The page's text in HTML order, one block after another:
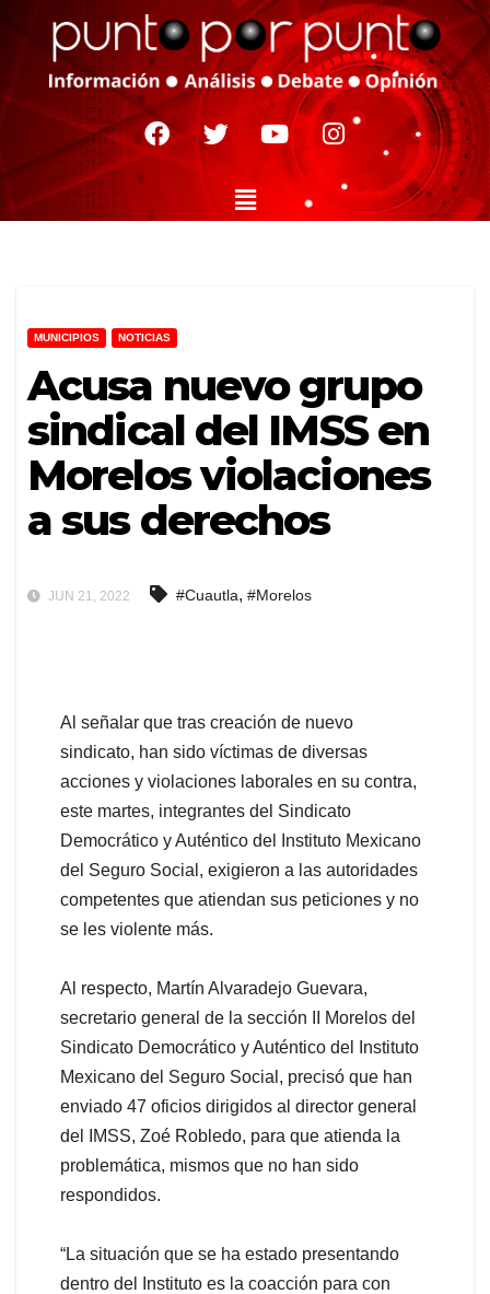
MUNICIPIOS NOTICIAS
Acusa nuevo grupo
sindical del IMSS en
Morelos violaciones
a sus derechos
JUN 21, 2022 #Cuautla, #Morelos
Al señalar que tras creación de nuevo
sindicato, han sido víctimas de diversas
acciones y violaciones laborales en su contra,
este martes, integrantes del Sindicato
Democrático y Auténtico del Instituto Mexicano
del Seguro Social, exigieron a las autoridades
competentes que atiendan sus peticiones y no
se les violente más.
Al respecto, Martín Alvaradejo Guevara,
secretario general de la sección II Morelos del
Sindicato Democrático y Auténtico del Instituto
Mexicano del Seguro Social, precisó que han
enviado 47 oficios dirigidos al director general
del IMSS, Zoé Robledo, para que atienda la
problemática, mismos que no han sido
respondidos.
“La situación que se ha estado presentando
dentro del Instituto es la coacción para con